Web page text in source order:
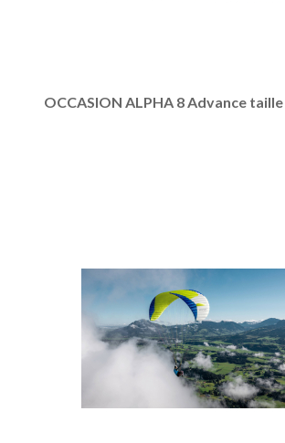
OCCASION ALPHA 8 Advance